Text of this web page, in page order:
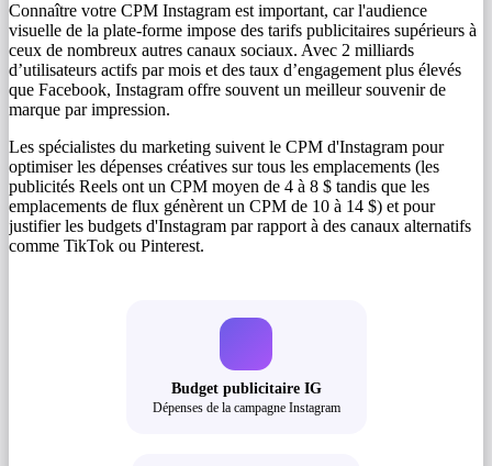
Connaître votre CPM Instagram est important, car l'audience
visuelle de la plate-forme impose des tarifs publicitaires supérieurs à
ceux de nombreux autres canaux sociaux. Avec 2 milliards
d’utilisateurs actifs par mois et des taux d’engagement plus élevés
que Facebook, Instagram offre souvent un meilleur souvenir de
marque par impression.
Les spécialistes du marketing suivent le CPM d'Instagram pour
optimiser les dépenses créatives sur tous les emplacements (les
publicités Reels ont un CPM moyen de 4 à 8 $ tandis que les
emplacements de flux génèrent un CPM de 10 à 14 $) et pour
justifier les budgets d'Instagram par rapport à des canaux alternatifs
comme TikTok ou Pinterest.
Budget publicitaire IG
Dépenses de la campagne Instagram